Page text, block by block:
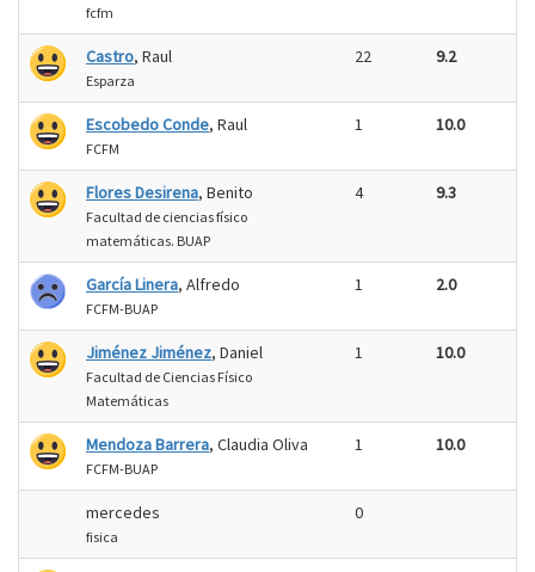
fcfm
Castro, Raul
Esparza
22 9.2
Escobedo Conde, Raul
FCFM
1 10.0
Flores Desirena, Benito
Facultad de ciencias físico
matemáticas. BUAP
4 9.3
García Linera, Alfredo
FCFM-BUAP
1 2.0
Jiménez Jiménez, Daniel
Facultad de Ciencias Físico
Matemáticas
1 10.0
Mendoza Barrera, Claudia Oliva
FCFM-BUAP
1 10.0
mercedes
fisica
0